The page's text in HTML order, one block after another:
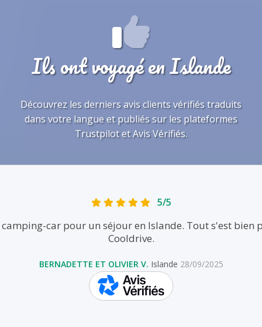
Ils ont voyagé en Islande
Découvrez les derniers avis clients vérifiés traduits
dans votre langue et publiés sur les plateformes
Trustpilot et Avis Vérifiés.
5/5
car pour un séjour en Islande. Tout s'est bien
Cooldrive.
BERNADETTE ET OLIVIER V. Islande 28/09/2025
skeepers